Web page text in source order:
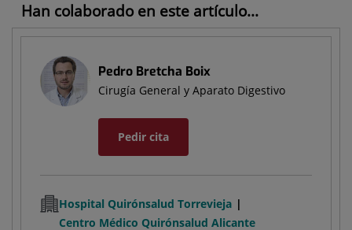
Han colaborado en este artículo...
Pedro Bretcha Boix
Cirugía General y Aparato Digestivo
Pedir cita
Hospital Quirónsalud Torrevieja
Centro Médico Quirónsalud Alicante